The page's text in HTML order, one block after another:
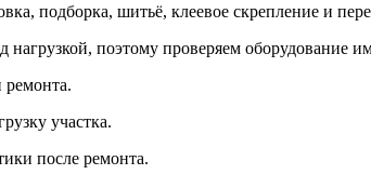
подборка, шитьё, клеевое скрепление и
поэтому проверяем оборудование
участка.
после ремонта.